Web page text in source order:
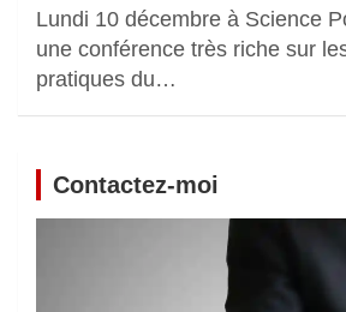
Lundi 10 décembre à Science
une conférence très riche sur
pratiques du…
Contactez-moi